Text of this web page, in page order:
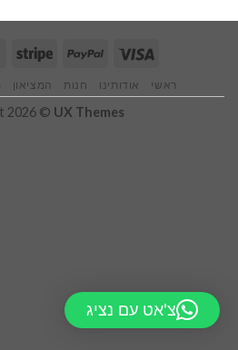
ראשי אודותינו חנות המציאון
2026 © UX Themes
צ'אט עם נציג